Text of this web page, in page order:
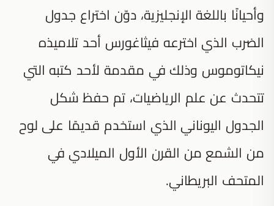
وأحيانًا باللغة الإنجليزية، دوّن اختراع جدول
الضرب الذي اخترعه فيثاغورس أحد تلاميذه
نيكاتوموس وذلك في مقدمة لأحد كتبه التي
تتحدث عن علم الرياضيات، تم حفظ شكل
الجدول اليوناني الذي استخدم قديمًا على لوح
من الشمع من القرن الأول الميلادي في
المتحف البريطاني.